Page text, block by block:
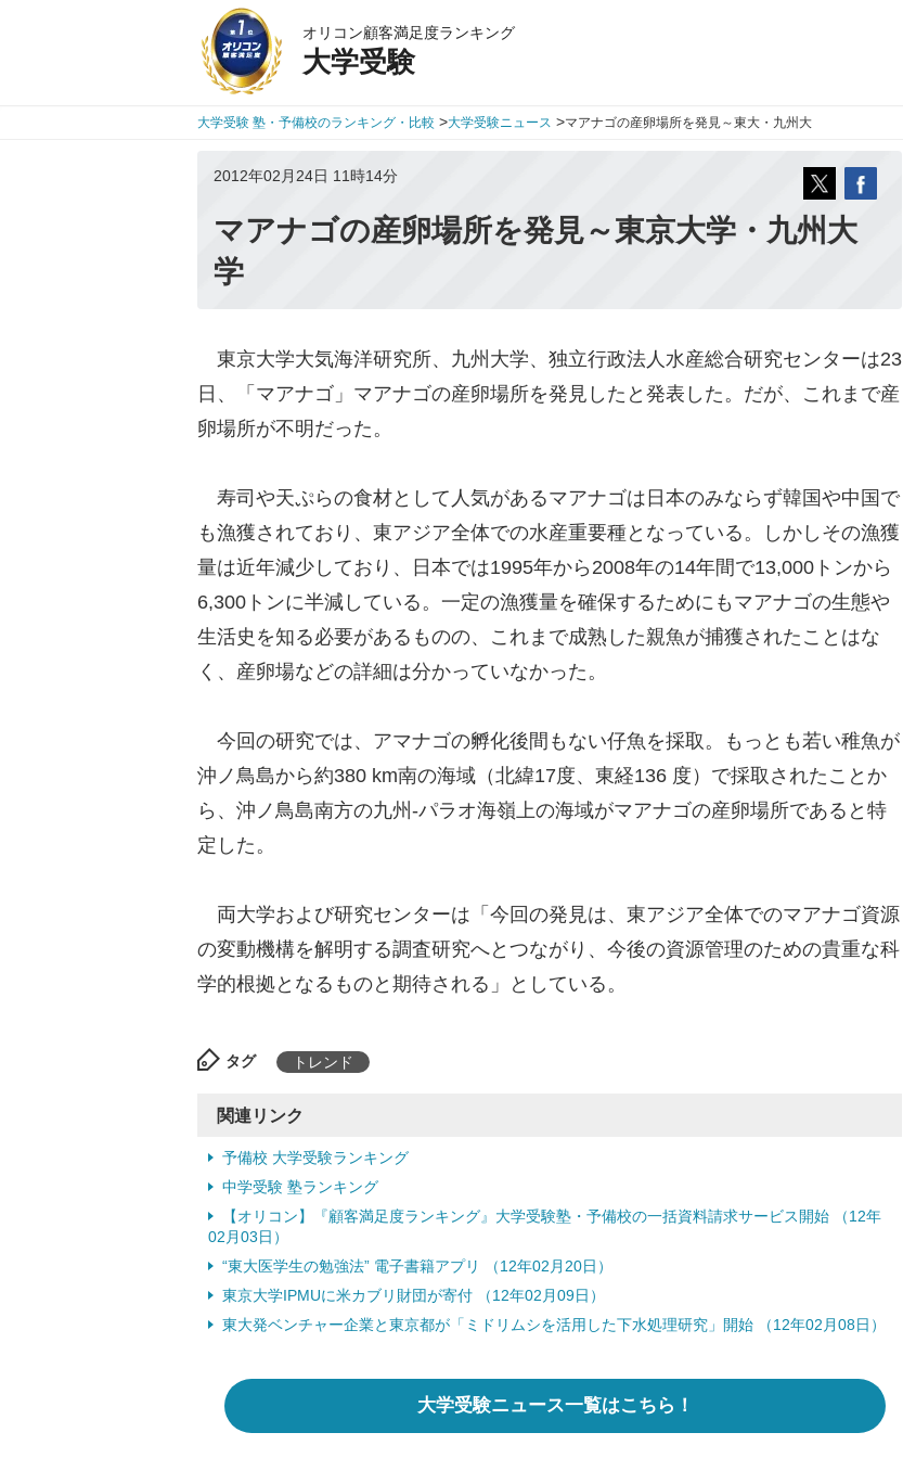
オリコン顧客満足度ランキング
大学受験
大学受験 塾・予備校のランキング・比較 >大学受験ニュース >マアナゴの産卵場所を発見～東大・九州大
2012年02月24日 11時14分
マアナゴの産卵場所を発見～東京大学・九州大
学
東京大学大気海洋研究所、九州大学、独立行政法人水産総合研究センターは23
日、「マアナゴ」マアナゴの産卵場所を発見したと発表した。だが、これまで産
卵場所が不明だった。
寿司や天ぷらの食材として人気があるマアナゴは日本のみならず韓国や中国で
も漁獲されており、東アジア全体での水産重要種となっている。しかしその漁獲
量は近年減少しており、日本では1995年から2008年の14年間で13,000トンから
6,300トンに半減している。一定の漁獲量を確保するためにもマアナゴの生態や
生活史を知る必要があるものの、これまで成熟した親魚が捕獲されたことはな
く、産卵場などの詳細は分かっていなかった。
今回の研究では、アマナゴの孵化後間もない仔魚を採取。もっとも若い稚魚が
沖ノ鳥島から約380 km南の海域（北緯17度、東経136 度）で採取されたことか
ら、沖ノ鳥島南方の九州-パラオ海嶺上の海域がマアナゴの産卵場所であると特
定した。
両大学および研究センターは「今回の発見は、東アジア全体でのマアナゴ資源
の変動機構を解明する調査研究へとつながり、今後の資源管理のための貴重な科
学的根拠となるものと期待される」としている。
タグ トレンド
関連リンク
予備校 大学受験ランキング
中学受験 塾ランキング
【オリコン】『顧客満足度ランキング』大学受験塾・予備校の一括資料請求サービス開始 （12年
02月03日）
“東大医学生の勉強法” 電子書籍アプリ （12年02月20日）
東京大学IPMUに米カブリ財団が寄付 （12年02月09日）
東大発ベンチャー企業と東京都が「ミドリムシを活用した下水処理研究」開始 （12年02月08日）
大学受験ニュース一覧はこちら！